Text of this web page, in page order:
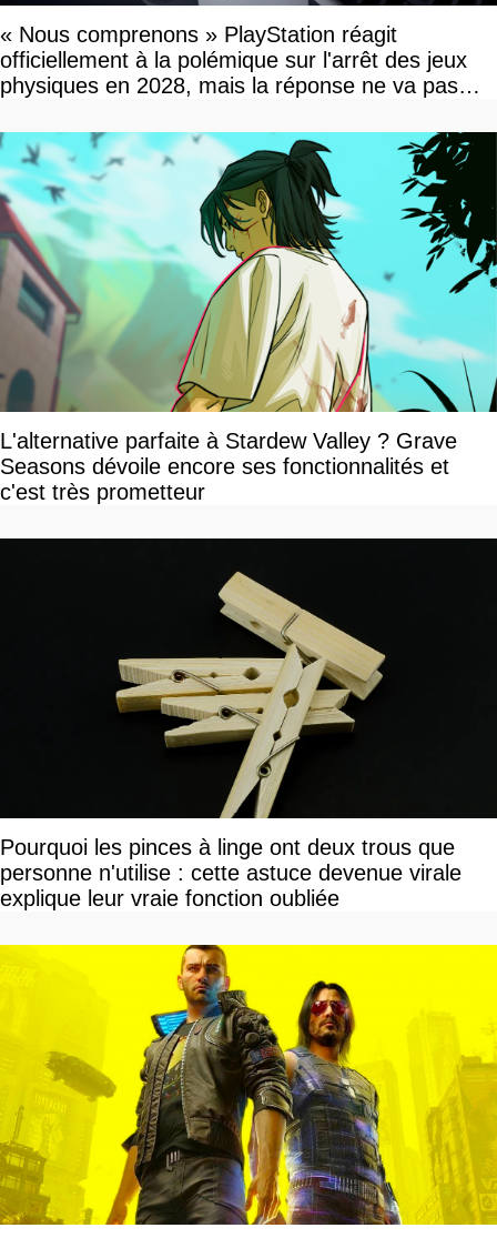
« Nous comprenons » PlayStation réagit
officiellement à la polémique sur l'arrêt des jeux
physiques en 2028, mais la réponse ne va pas
L'alternative parfaite à Stardew Valley ? Grave
Seasons dévoile encore ses fonctionnalités et
c'est très prometteur
Pourquoi les pinces à linge ont deux trous que
personne n'utilise : cette astuce devenue virale
explique leur vraie fonction oubliée